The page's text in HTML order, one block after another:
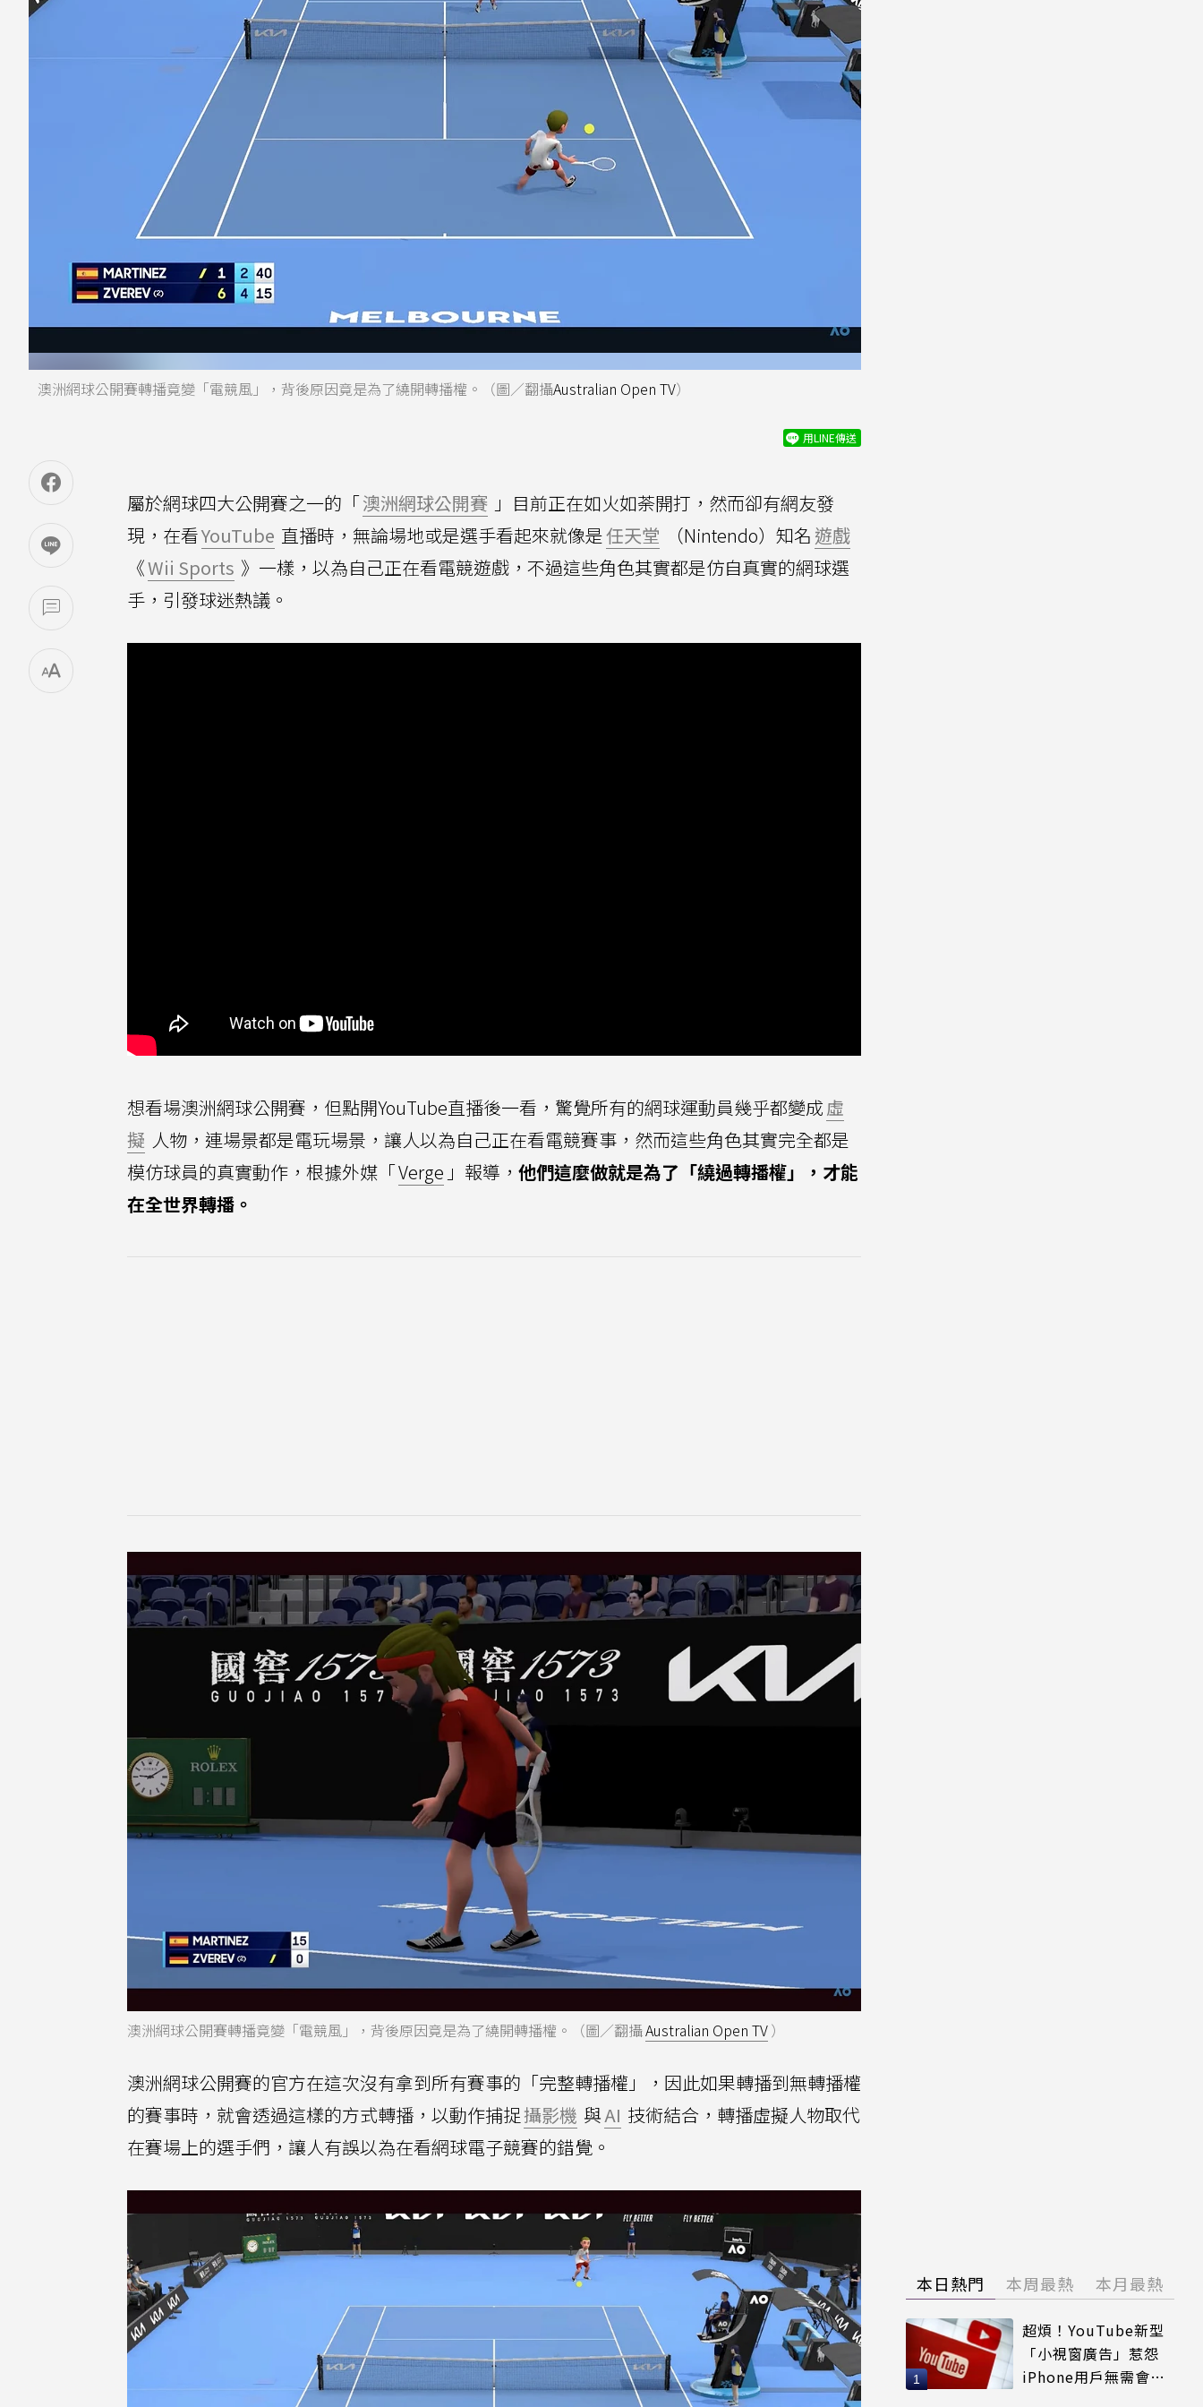
澳洲網球公開賽轉播竟變「電競風」，背後原因竟是為了繞開轉播權。（圖／翻攝Australian Open TV）
用LINE傳送
屬於網球四大公開賽之一的「澳洲網球公開賽 」目前正在如火如荼開打，然而卻有網友發
現，在看YouTube 直播時，無論場地或是選手看起來就像是任天堂 （Nintendo）知名 遊戲
《Wii Sports 》一樣，以為自己正在看電競遊戲，不過這些角色其實都是仿自真實的網球選
手，引發球迷熱議。
想看場澳洲網球公開賽，但點開YouTube直播後一看，驚覺所有的網球運動員幾乎都變成虛
擬 人物，連場景都是電玩場景，讓人以為自己正在看電競賽事，然而這些角色其實完全都是
模仿球員的真實動作，根據外媒「Verge 」報導， 他們這麼做就是為了「繞過轉播權」，才能
在全世界轉播。
澳洲網球公開賽轉播竟變「電競風」，背後原因竟是為了繞開轉播權。（圖／翻攝Australian Open TV）
澳洲網球公開賽的官方在這次沒有拿到所有賽事的「完整轉播權」，因此如果轉播到無轉播權
的賽事時，就會透過這樣的方式轉播，以動作捕捉攝影機 與AI 技術結合，轉播虛擬人物取代
在賽場上的選手們，讓人有誤以為在看網球電子競賽的錯覺。
本日熱門 本周最熱 本月最熱
超煩！YouTube新型
「小視窗廣告」惹怨
iPhone用戶無需會員